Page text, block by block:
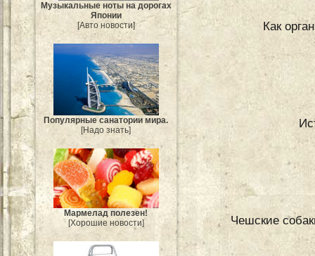
Музыкальные ноты на дорогах
Японии
[Авто новости]
Популярные санатории мира.
[Надо знать]
Мармелад полезен!
[Хорошие новости]
Как
Чешские